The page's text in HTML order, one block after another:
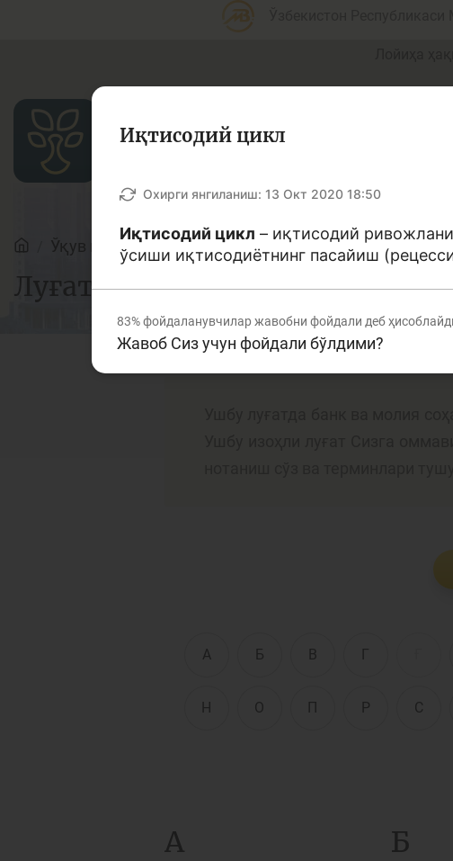
Мақолалар
Банк агентлари учун Пул
Депозит (омонатлар)
Банк
Ўқув қўлланмалар Луғат
Луғат
А Б В Г
Н О П Р С
А Б
Иқтисодий цикл
Охирги янгиланиш: 13 Окт 2020 18:50
Иқтисодий цикл – иқтисодий
ўсиши иқтисодиётнинг пасайиш
83%фойдаланувчилар жавобни фойдали деб
Жавоб Сиз учун фойдали бўлдими?